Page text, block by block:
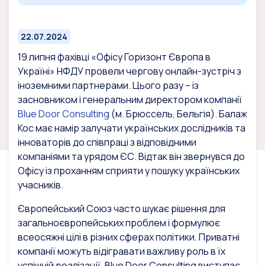
22.07.2024
19 липня фахівці «Офісу Горизонт Європа в
Україні» НФДУ провели чергову онлайн-зустріч з
іноземними партнерами. Цього разу – із
засновником і генеральним директором компанії
Blue Door Consulting (м. Брюссель, Бельгія). Балаж
Кос має намір залучати українських дослідників та
інноваторів до співпраці з відповідними
компаніями та урядом ЄС. Відтак він звернувся до
Офісу із проханням сприяти у пошуку українських
учасників.
Європейський Союз часто шукає рішення для
загальноєвропейських проблем і формулює
всеосяжні цілі в різних сферах політики. Приватні
компанії можуть відігравати важливу роль в їх